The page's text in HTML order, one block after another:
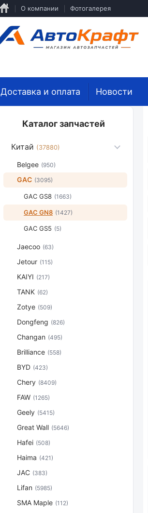
О компании Фотогалерея
Доставка и оплата Новости
Каталог запчастей
Китай (37880)
Belgee (950)
GAC (3095)
GAC GS8 (1663)
GAC GN8 (1427)
GAC GS5 (5)
Jaecoo (63)
Jetour (115)
KAIYI (217)
TANK (62)
Zotye (509)
Dongfeng (826)
Changan (495)
Brilliance (558)
BYD (423)
Chery (8409)
FAW (1265)
Geely (5415)
Great Wall (5646)
Hafei (508)
Haima (421)
JAC (383)
Lifan (5985)
SMA Maple (112)